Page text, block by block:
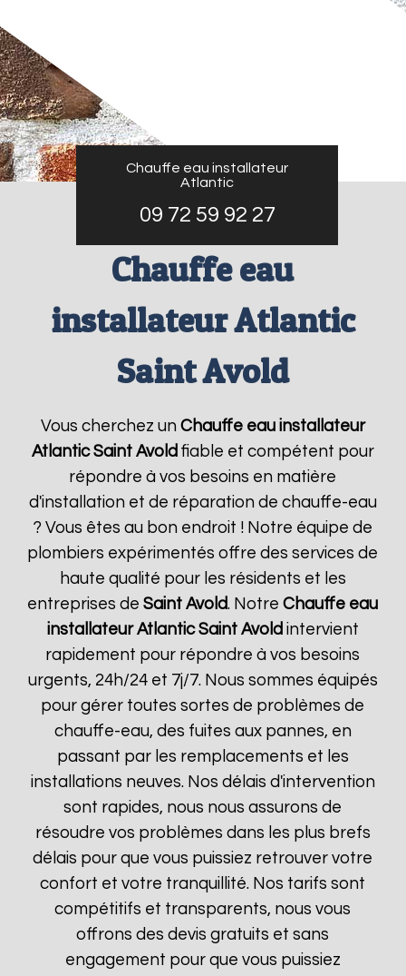
Chauffe eau installateur
Atlantic
09 72 59 92 27
Chauffe eau
installateur Atlantic
Saint Avold
Vous cherchez un Chauffe eau installateur
Atlantic Saint Avold fiable et compétent pour
répondre à vos besoins en matière
d'installation et de réparation de chauffe-eau
? Vous êtes au bon endroit ! Notre équipe de
plombiers expérimentés offre des services de
haute qualité pour les résidents et les
entreprises deSaint Avold. NotreChauffe eau
installateur Atlantic Saint Avold intervient
rapidement pour répondre à vos besoins
urgents, 24h/24 et 7j/7. Nous sommes équipés
pour gérer toutes sortes de problèmes de
chauffe-eau, des fuites aux pannes, en
passant par les remplacements et les
installations neuves. Nos délais d'intervention
sont rapides, nous nous assurons de
résoudre vos problèmes dans les plus brefs
délais pour que vous puissiez retrouver votre
confort et votre tranquillité. Nos tarifs sont
compétitifs et transparents, nous vous
offrons des devis gratuits et sans
engagement pour que vous puissiez